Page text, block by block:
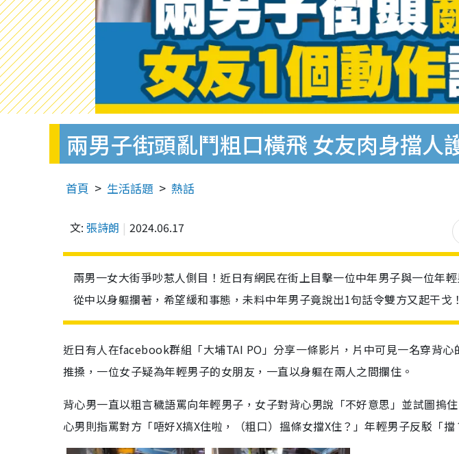
兩男子街頭亂鬥粗口橫飛 女友肉身擋人
首頁 生活話題 熱話
文: 張詩朗 2024.06.17
兩男一女大街爭吵惹人側目！近日有網民在街上目擊一位中年男子與一位年
從中以身軀攔著，希望緩和事態，未料中年男子竟說出1句話令雙方又起干戈！
近日有人在facebook群組「大埔TAI PO」分享一條影片，片中可見一名穿背
推搡，一位女子疑為年輕男子的女朋友，一直以身軀在兩人之間攔住。
背心男一直以粗言穢語罵向年輕男子，女子對背心男說「不好意思」並試圖摀
心男則指罵對方「唔好X搞X住啦，（粗口）搵條女擋X住？」年輕男子反駁「擋